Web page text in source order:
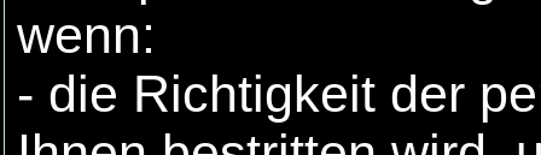
wenn:
- die Richtigkeit der